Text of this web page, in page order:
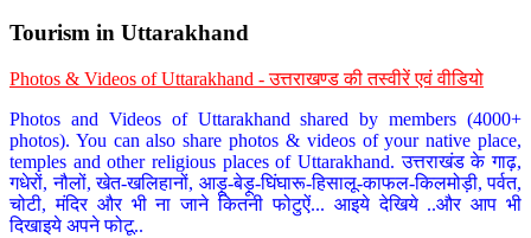
Tourism in Uttarakhand
Photos & Videos of Uttarakhand - उत्तराखण्ड की तस्वीरें एवं वीडियो
Photos and Videos of Uttarakhand shared by members (4000+
photos). You can also share photos & videos of your native place,
temples and other religious places of Uttarakhand. उत्तराखंड के गाढ़,
गधेरों, नौलों, खेत-खलिहानों, आड़ू-बेड़ू-घिंघारू-हिसालू-काफल-किलमोड़ी, पर्वत,
चोटी, मंदिर और भी ना जाने कितनी फोटुऐं... आइये देखिये ..और आप भी
दिखाइये अपने फोटू..